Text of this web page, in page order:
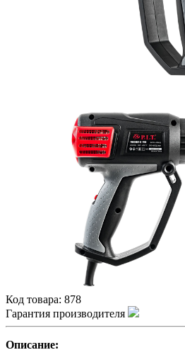
Код товара: 878
Гарантия производителя
Описание: